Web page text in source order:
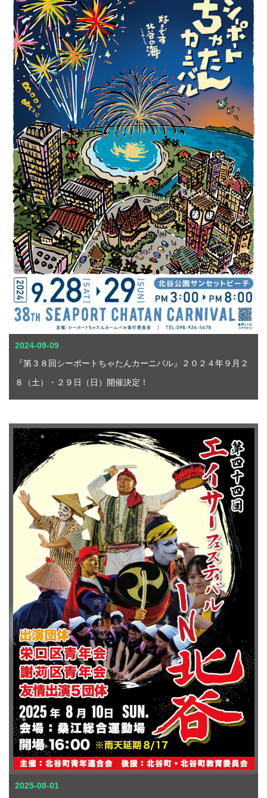
2024-09-09
『第３８回シーポートちゃたんカーニバル』２０２４年９月２
８（土）・２９日（日）開催決定！
2025-08-01